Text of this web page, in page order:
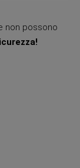
non possono